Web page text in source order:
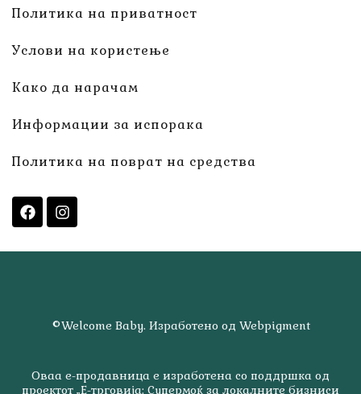
Политика на приватност
Услови на користење
Како да нарачам
Информации за испорака
Политика на поврат на средства
©Welcome Baby. Изработено од Webpigment
Оваа е-продавница е изработена со поддршка од
проектот „Е-трговија: Супермоќ за локалните бизниси